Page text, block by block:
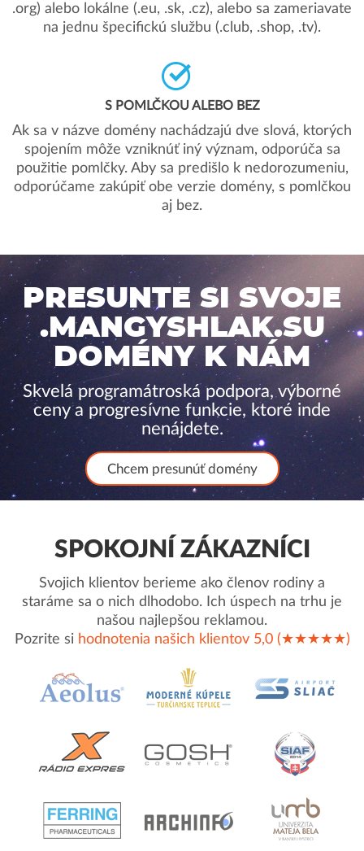
.org) alebo lokálne (.eu, .sk, .cz), alebo sa zameriavate
na jednu špecifickú službu (.club, .shop, .tv).
S POMLČKOU ALEBO BEZ
Ak sa v názve domény nachádzajú dve slová, ktorých
spojením môže vzniknúť iný význam, odporúča sa
použitie pomlčky. Aby sa predišlo k nedorozumeniu,
odporúčame zakúpiť obe verzie domény, s pomlčkou
aj bez.
PRESUNTE SI SVOJE
.MANGYSHLAK.SU
DOMÉNY K NÁM
Skvelá programátroská podpora, výborné
ceny a progresívne funkcie, ktoré inde
nenájdete.
Chcem presunúť domény
SPOKOJNÍ ZÁKAZNÍCI
Svojich klientov berieme ako členov rodiny a
staráme sa o nich dlhodobo. Ich úspech na trhu je
našou najlepšou reklamou.
Pozrite si hodnotenia našich klientov 5,0 (★★★★★)